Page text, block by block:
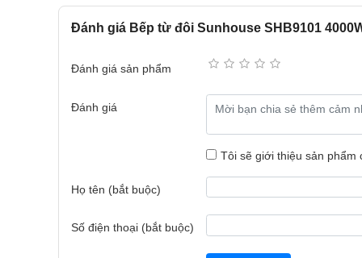
Kiểu dáng sang trọng
Bếp từ đôi Sunhouse có kiểu dáng sang trọng với
mặt bếp được tối giản, tinh tế. Đặc biệt, thiết kế
Đánh giá Bếp từ đôi Sunhouse SHB9101
Đánh giá sản phẩm
Đánh giá
Tôi sẽ giới thiệu sản phẩm
Họ tên (bắt buộc)
Số điện thoại (bắt buộc)